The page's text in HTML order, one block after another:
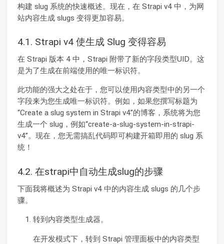
构建 slug 系统的快速概述。现在，在 Strapi v4 中，为网
站内容生成 slugs 变得更加容易。
4.1. Strapi v4 使生成 Slug 变得容易
在 Strapi 版本 4 中，Strapi 附带了新的字段类型UID。这
是为了生成在前端使用的唯一标识符。
此功能的强大之处在于，您可以使用内容类型中的另一个
字段来为您生成唯一标识符。例如，如果您撰写标题为
“Create a slug system in Strapi v4”的博客，系统将为您
生成一个 slug，例如“create-a-slug-system-in-strapi-
v4”。现在，您无需搞乱代码即可构建开箱即用的 slug 系
统！
4.2. 在strapi中自动生成slug的步骤
下面我将概述为 Strapi v4 中的内容生成 slugs 的几个步
骤。
转到内容类型生成器。
在开发模式下，转到 Strapi 管理面板中的内容类型